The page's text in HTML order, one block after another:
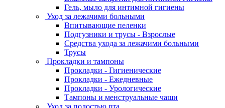
Гель, мыло для интимной гигиены
Уход за лежачими больными
Впитывающие пеленки
Подгузники и трусы - Взрослые
Средства ухода за лежачими больными
Трусы
Прокладки и тампоны
Прокладки - Гигиенические
Прокладки - Ежедневные
Прокладки - Урологические
Тампоны и менструальные чаши
Уход за полостью рта